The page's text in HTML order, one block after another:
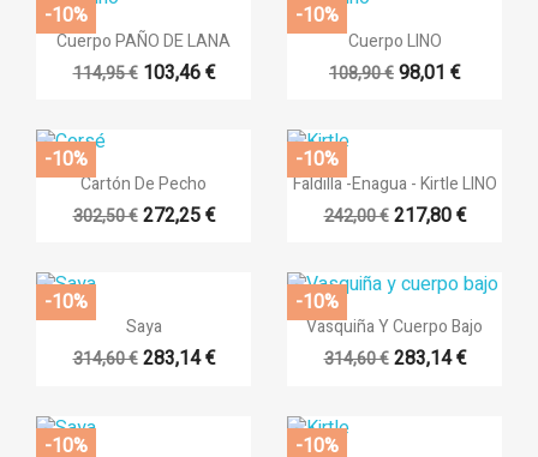
Añadir a la lista de deseos
Crear nueva lista
((title))
((cancelText)) ((createText))
((modalTitle))
((confirmMessage))
((cancelText)) ((modalDeleteText))
Iniciar sesión
deseos.
((cancelText)) ((loginText))
 Vista rápida
Cuerpo PAÑO DE LANA
114,95 € 103,46 €
-10%
 Vista rápida
Cuerpo LINO
108,90 €98,01 €
-10%
 Vista rápida
Cartón De Pecho
302,50 € 272,25 €
-10%
 Vista rápida
Faldilla -Enagua - Kirtle LINO
242,00 € 217,80 €
-10%
 Vista rápida
Saya
314,60 € 283,14 €
-10%
 Vista rápida
Vasquiña Y Cuerpo Bajo
314,60 € 283,14 €
-10%
-10% -10%